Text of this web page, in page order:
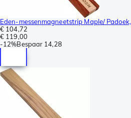
Eden-messenmagneetstrip Maple/
€ 104,72
€ 119,00
-12%Bespaar 14,28